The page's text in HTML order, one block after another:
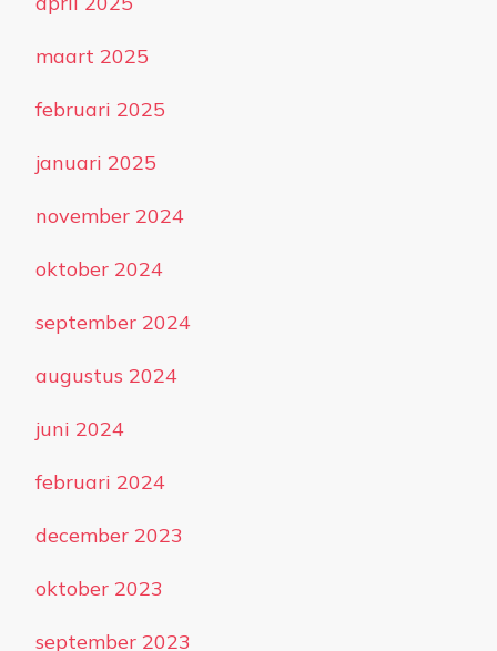
maart 2025
februari 2025
januari 2025
november 2024
oktober 2024
september 2024
augustus 2024
juni 2024
februari 2024
december 2023
oktober 2023
september 2023